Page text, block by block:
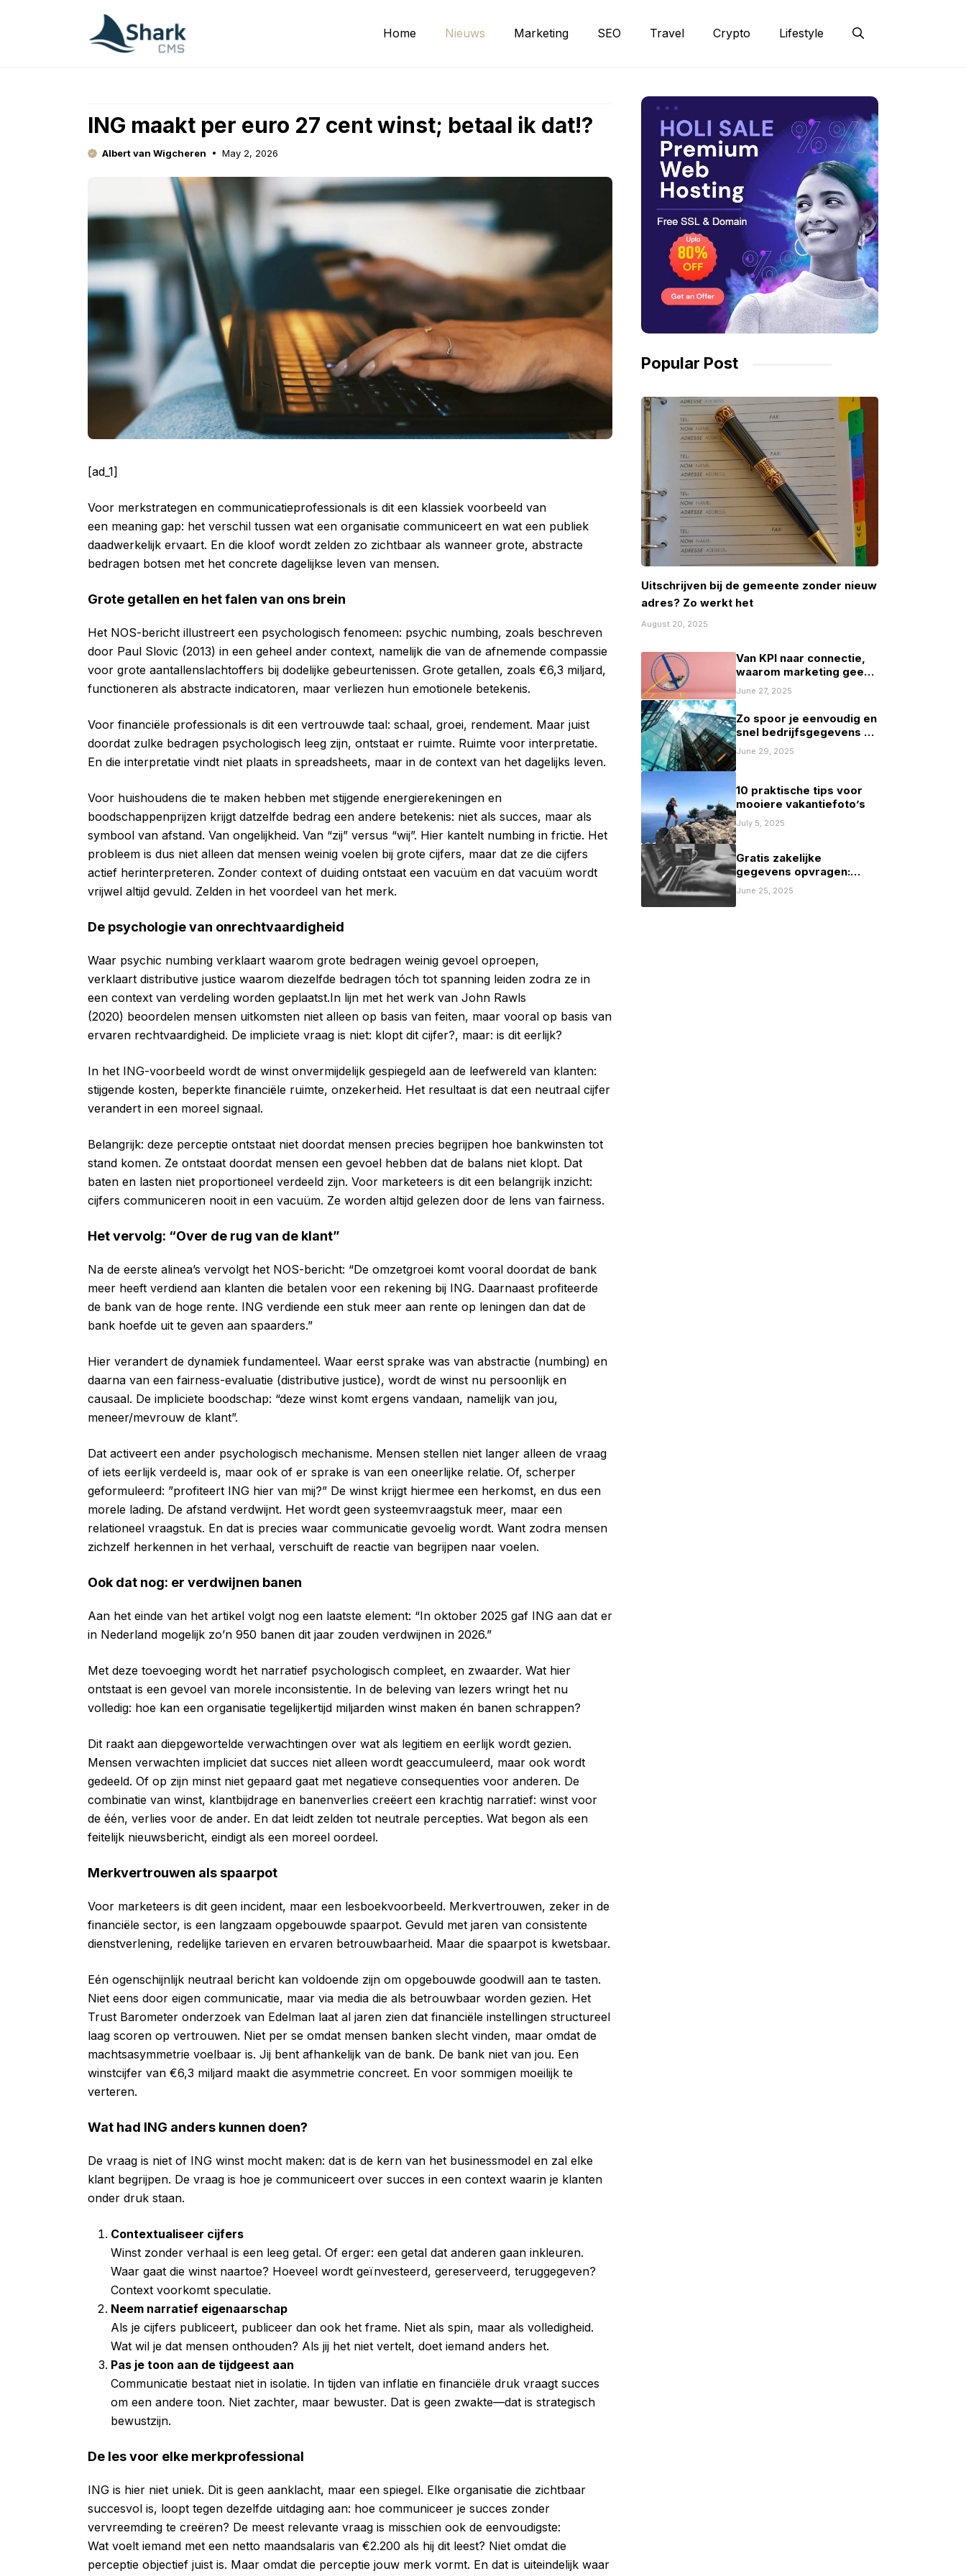
Home Nieuws Marketing SEO Travel Crypto Lifestyle
ING maakt per euro 27 cent winst; betaal ik dat!?
Albert van Wigcheren May 2, 2026
[ad_1]
Voor merkstrategen en communicatieprofessionals is dit een klassiek voorbeeld van
een meaning gap: het verschil tussen wat een organisatie communiceert en wat een publiek
daadwerkelijk ervaart. En die kloof wordt zelden zo zichtbaar als wanneer grote, abstracte
bedragen botsen met het concrete dagelijkse leven van mensen.
Grote getallen en het falen van ons brein
Het NOS-bericht illustreert een psychologisch fenomeen: psychic numbing, zoals beschreven
door Paul Slovic (2013) in een geheel ander context, namelijk die van de afnemende compassie
voor grote aantallenslachtoffers bij dodelijke gebeurtenissen. Grote getallen, zoals €6,3 miljard,
functioneren als abstracte indicatoren, maar verliezen hun emotionele betekenis.
Voor financiële professionals is dit een vertrouwde taal: schaal, groei, rendement. Maar juist
doordat zulke bedragen psychologisch leeg zijn, ontstaat er ruimte. Ruimte voor interpretatie.
En die interpretatie vindt niet plaats in spreadsheets, maar in de context van het dagelijks leven.
Voor huishoudens die te maken hebben met stijgende energierekeningen en
boodschappenprijzen krijgt datzelfde bedrag een andere betekenis: niet als succes, maar als
symbool van afstand. Van ongelijkheid. Van “zij” versus “wij”. Hier kantelt numbing in frictie. Het
probleem is dus niet alleen dat mensen weinig voelen bij grote cijfers, maar dat ze die cijfers
actief herinterpreteren. Zonder context of duiding ontstaat een vacuüm en dat vacuüm wordt
vrijwel altijd gevuld. Zelden in het voordeel van het merk.
De psychologie van onrechtvaardigheid
Waar psychic numbing verklaart waarom grote bedragen weinig gevoel oproepen,
verklaart distributive justice waarom diezelfde bedragen tóch tot spanning leiden zodra ze in
een context van verdeling worden geplaatst.In lijn met het werk van John Rawls
(2020) beoordelen mensen uitkomsten niet alleen op basis van feiten, maar vooral op basis van
ervaren rechtvaardigheid. De impliciete vraag is niet: klopt dit cijfer?, maar: is dit eerlijk?
In het ING-voorbeeld wordt de winst onvermijdelijk gespiegeld aan de leefwereld van klanten:
stijgende kosten, beperkte financiële ruimte, onzekerheid. Het resultaat is dat een neutraal cijfer
verandert in een moreel signaal.
Belangrijk: deze perceptie ontstaat niet doordat mensen precies begrijpen hoe bankwinsten tot
stand komen. Ze ontstaat doordat mensen een gevoel hebben dat de balans niet klopt. Dat
baten en lasten niet proportioneel verdeeld zijn. Voor marketeers is dit een belangrijk inzicht:
cijfers communiceren nooit in een vacuüm. Ze worden altijd gelezen door de lens van fairness.
Het vervolg: “Over de rug van de klant”
Na de eerste alinea’s vervolgt het NOS-bericht: “De omzetgroei komt vooral doordat de bank
meer heeft verdiend aan klanten die betalen voor een rekening bij ING. Daarnaast profiteerde
de bank van de hoge rente. ING verdiende een stuk meer aan rente op leningen dan dat de
bank hoefde uit te geven aan spaarders.”
Hier verandert de dynamiek fundamenteel. Waar eerst sprake was van abstractie (numbing) en
daarna van een fairness-evaluatie (distributive justice), wordt de winst nu persoonlijk en
causaal. De impliciete boodschap: “deze winst komt ergens vandaan, namelijk van jou,
meneer/mevrouw de klant”.
Dat activeert een ander psychologisch mechanisme. Mensen stellen niet langer alleen de vraag
of iets eerlijk verdeeld is, maar ook of er sprake is van een oneerlijke relatie. Of, scherper
geformuleerd: ”profiteert ING hier van mij?” De winst krijgt hiermee een herkomst, en dus een
morele lading. De afstand verdwijnt. Het wordt geen systeemvraagstuk meer, maar een
relationeel vraagstuk. En dat is precies waar communicatie gevoelig wordt. Want zodra mensen
zichzelf herkennen in het verhaal, verschuift de reactie van begrijpen naar voelen.
Ook dat nog: er verdwijnen banen
Aan het einde van het artikel volgt nog een laatste element: “In oktober 2025 gaf ING aan dat er
in Nederland mogelijk zo’n 950 banen dit jaar zouden verdwijnen in 2026.”
Met deze toevoeging wordt het narratief psychologisch compleet, en zwaarder. Wat hier
ontstaat is een gevoel van morele inconsistentie. In de beleving van lezers wringt het nu
volledig: hoe kan een organisatie tegelijkertijd miljarden winst maken én banen schrappen?
Dit raakt aan diepgewortelde verwachtingen over wat als legitiem en eerlijk wordt gezien.
Mensen verwachten impliciet dat succes niet alleen wordt geaccumuleerd, maar ook wordt
gedeeld. Of op zijn minst niet gepaard gaat met negatieve consequenties voor anderen. De
combinatie van winst, klantbijdrage en banenverlies creëert een krachtig narratief: winst voor
de één, verlies voor de ander. En dat leidt zelden tot neutrale percepties. Wat begon als een
feitelijk nieuwsbericht, eindigt als een moreel oordeel.
Merkvertrouwen als spaarpot
Voor marketeers is dit geen incident, maar een lesboekvoorbeeld. Merkvertrouwen, zeker in de
financiële sector, is een langzaam opgebouwde spaarpot. Gevuld met jaren van consistente
dienstverlening, redelijke tarieven en ervaren betrouwbaarheid. Maar die spaarpot is kwetsbaar.
Eén ogenschijnlijk neutraal bericht kan voldoende zijn om opgebouwde goodwill aan te tasten.
Niet eens door eigen communicatie, maar via media die als betrouwbaar worden gezien. Het
Trust Barometer onderzoek van Edelman laat al jaren zien dat financiële instellingen structureel
laag scoren op vertrouwen. Niet per se omdat mensen banken slecht vinden, maar omdat de
machtsasymmetrie voelbaar is. Jij bent afhankelijk van de bank. De bank niet van jou. Een
winstcijfer van €6,3 miljard maakt die asymmetrie concreet. En voor sommigen moeilijk te
verteren.
Wat had ING anders kunnen doen?
De vraag is niet of ING winst mocht maken: dat is de kern van het businessmodel en zal elke
klant begrijpen. De vraag is hoe je communiceert over succes in een context waarin je klanten
onder druk staan.
Contextualiseer cijfers
Winst zonder verhaal is een leeg getal. Of erger: een getal dat anderen gaan inkleuren.
Waar gaat die winst naartoe? Hoeveel wordt geïnvesteerd, gereserveerd, teruggegeven?
Context voorkomt speculatie.
Neem narratief eigenaarschap
Als je cijfers publiceert, publiceer dan ook het frame. Niet als spin, maar als volledigheid.
Wat wil je dat mensen onthouden? Als jij het niet vertelt, doet iemand anders het.
Pas je toon aan de tijdgeest aan
Communicatie bestaat niet in isolatie. In tijden van inflatie en financiële druk vraagt succes
om een andere toon. Niet zachter, maar bewuster. Dat is geen zwakte—dat is strategisch
bewustzijn.
De les voor elke merkprofessional
ING is hier niet uniek. Dit is geen aanklacht, maar een spiegel. Elke organisatie die zichtbaar
succesvol is, loopt tegen dezelfde uitdaging aan: hoe communiceer je succes zonder
vervreemding te creëren? De meest relevante vraag is misschien ook de eenvoudigste:
Wat voelt iemand met een netto maandsalaris van €2.200 als hij dit leest? Niet omdat die
perceptie objectief juist is. Maar omdat die perceptie jouw merk vormt. En dat is uiteindelijk waar
Popular Post
Uitschrijven bij de gemeente zonder nieuw
adres? Zo werkt het
August 20, 2025
Van KPI naar connectie,
waarom marketing geen
spelletje scoren mag zijn
June 27, 2025
Zo spoor je eenvoudig en
snel bedrijfsgegevens op
in Nederland
June 29, 2025
10 praktische tips voor
mooiere vakantiefoto’s
July 5, 2025
Gratis zakelijke
gegevens opvragen:
mogelijkheden en
beperkingen
June 25, 2025